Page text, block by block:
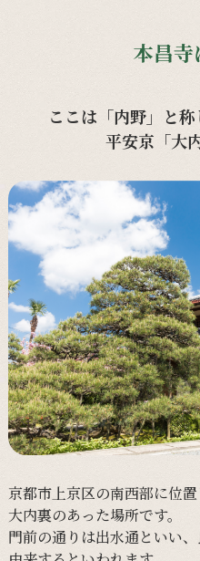
本昌寺
ここは「内野」と称
平安京「大
京都市上京区の南西部に位置
大内裏のあった場所です。
門前の通りは出水通といい、